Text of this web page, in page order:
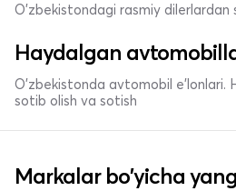
O'zbekistondagi rasmiy
Haydalgan
O'zbekistonda avtomobil e’lonlari.
sotib olish va sotish
Markalar bo'yicha